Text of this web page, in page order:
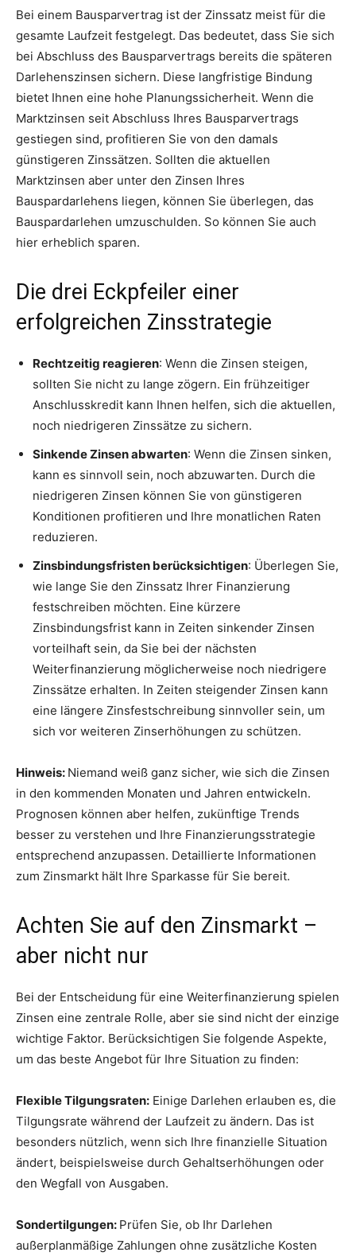
Bei einem Bausparvertrag ist der Zinssatz meist für die
gesamte Laufzeit festgelegt. Das bedeutet, dass Sie sich
bei Abschluss des Bausparvertrags bereits die späteren
Darlehenszinsen sichern. Diese langfristige Bindung
bietet Ihnen eine hohe Planungssicherheit. Wenn die
Marktzinsen seit Abschluss Ihres Bausparvertrags
gestiegen sind, profitieren Sie von den damals
günstigeren Zinssätzen. Sollten die aktuellen
Marktzinsen aber unter den Zinsen Ihres
Bauspardarlehens liegen, können Sie überlegen, das
Bauspardarlehen umzuschulden. So können Sie auch
hier erheblich sparen.
Die drei Eckpfeiler einer
erfolgreichen Zinsstrategie
Rechtzeitig reagieren: Wenn die Zinsen steigen,
sollten Sie nicht zu lange zögern. Ein frühzeitiger
Anschlusskredit kann Ihnen helfen, sich die aktuellen,
noch niedrigeren Zinssätze zu sichern.
Sinkende Zinsen abwarten: Wenn die Zinsen sinken,
kann es sinnvoll sein, noch abzuwarten. Durch die
niedrigeren Zinsen können Sie von günstigeren
Konditionen profitieren und Ihre monatlichen Raten
reduzieren.
Zinsbindungsfristen berücksichtigen: Überlegen Sie,
wie lange Sie den Zinssatz Ihrer Finanzierung
festschreiben möchten. Eine kürzere
Zinsbindungsfrist kann in Zeiten sinkender Zinsen
vorteilhaft sein, da Sie bei der nächsten
Weiterfinanzierung möglicherweise noch niedrigere
Zinssätze erhalten. In Zeiten steigender Zinsen kann
eine längere Zinsfestschreibung sinnvoller sein, um
sich vor weiteren Zinserhöhungen zu schützen.
Hinweis: Niemand weiß ganz sicher, wie sich die Zinsen
in den kommenden Monaten und Jahren entwickeln.
Prognosen können aber helfen, zukünftige Trends
besser zu verstehen und Ihre Finanzierungsstrategie
entsprechend anzupassen. Detaillierte Informationen
zum Zinsmarkt hält Ihre Sparkasse für Sie bereit.
Achten Sie auf den Zinsmarkt –
aber nicht nur
Bei der Entscheidung für eine Weiterfinanzierung spielen
Zinsen eine zentrale Rolle, aber sie sind nicht der einzige
wichtige Faktor. Berücksichtigen Sie folgende Aspekte,
um das beste Angebot für Ihre Situation zu finden:
Flexible Tilgungsraten: Einige Darlehen erlauben es, die
Tilgungsrate während der Laufzeit zu ändern. Das ist
besonders nützlich, wenn sich Ihre finanzielle Situation
ändert, beispielsweise durch Gehaltserhöhungen oder
den Wegfall von Ausgaben.
Sondertilgungen: Prüfen Sie, ob Ihr Darlehen
außerplanmäßige Zahlungen ohne zusätzliche Kosten